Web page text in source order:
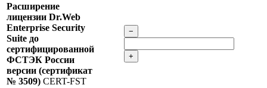
Расширение
лицензии Dr.Web
Enterprise Security
Suite до
сертифицированной
ФСТЭК России
версии (сертификат
№ 3509) CERT-FST
−
+